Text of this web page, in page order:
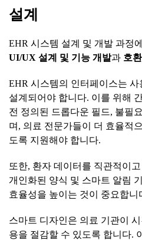
설계
EHR 시스템 설계 및 개발 과정
UI/UX 설계 및 기능 개발과 호
EHR 시스템의 인터페이스는
설계되어야 합니다. 이를 위해
전 정의된 드롭다운 필드, 불필
며, 의료 전문가들이 더 효율적
도록 지원해야 합니다.
또한, 환자 데이터를 직관적이
개인화된 양식 및 스마트 알림
효율성을 높이는 것이 중요합니
스마트 디자인은 의료 기관이
용을 절감할 수 있도록 합니다.